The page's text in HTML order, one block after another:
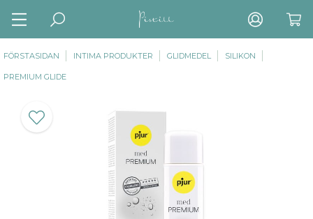
FÖRSTASIDAN INTIMA PRODUKTER GLIDMEDEL SILIKON
PREMIUM GLIDE